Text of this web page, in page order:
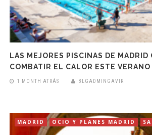
LAS MEJORES PISCINAS DE MADRID
COMBATIR EL CALOR ESTE VERANO
1 MONTH ATRÁS BLGADMINGAVIR
MADRID OCIO Y PLANES MADRID